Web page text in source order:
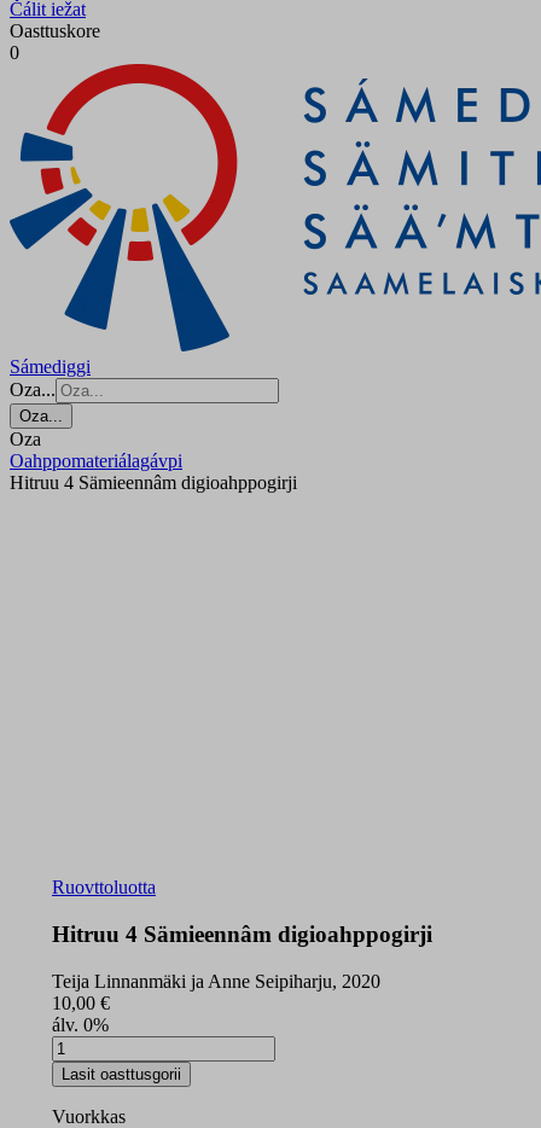
Čálit iežat
Oasttuskore
0
Sámediggi
Oza...
Oza...
Oza
Oahppomateriálagávpi
Hitruu 4 Sämieennâm digioahppogirji
Ruovttoluotta
Hitruu 4 Sämieennâm digioahppogirji
Teija Linnanmäki ja Anne Seipiharju, 2020
10,00 €
álv. 0%
Hitruu
4
Sämieennâm
digioahppogirji
Lasit oasttusgorii
Vuorkkas